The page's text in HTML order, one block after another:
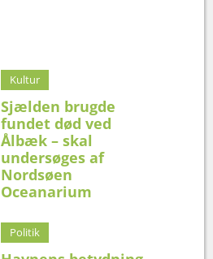
Kultur
Sjælden brugde
fundet død ved
Ålbæk – skal
undersøges af
Nordsøen
Oceanarium
Politik